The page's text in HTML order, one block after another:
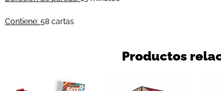
Contiene: 58 cartas
Productos